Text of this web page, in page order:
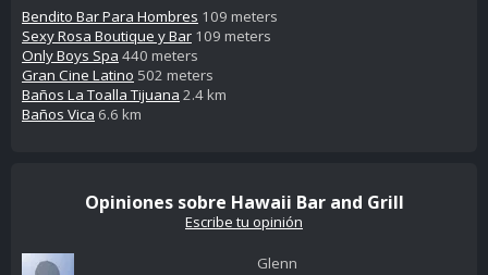
Bendito Bar Para Hombres 109 meters
Sexy Rosa Boutique y Bar 109 meters
Only Boys Spa 440 meters
Gran Cine Latino 502 meters
Baños La Toalla Tijuana 2.4 km
Baños Vica 6.6 km
Opiniones sobre Hawaii Bar and Grill
Escribe tu opinión
Glenn